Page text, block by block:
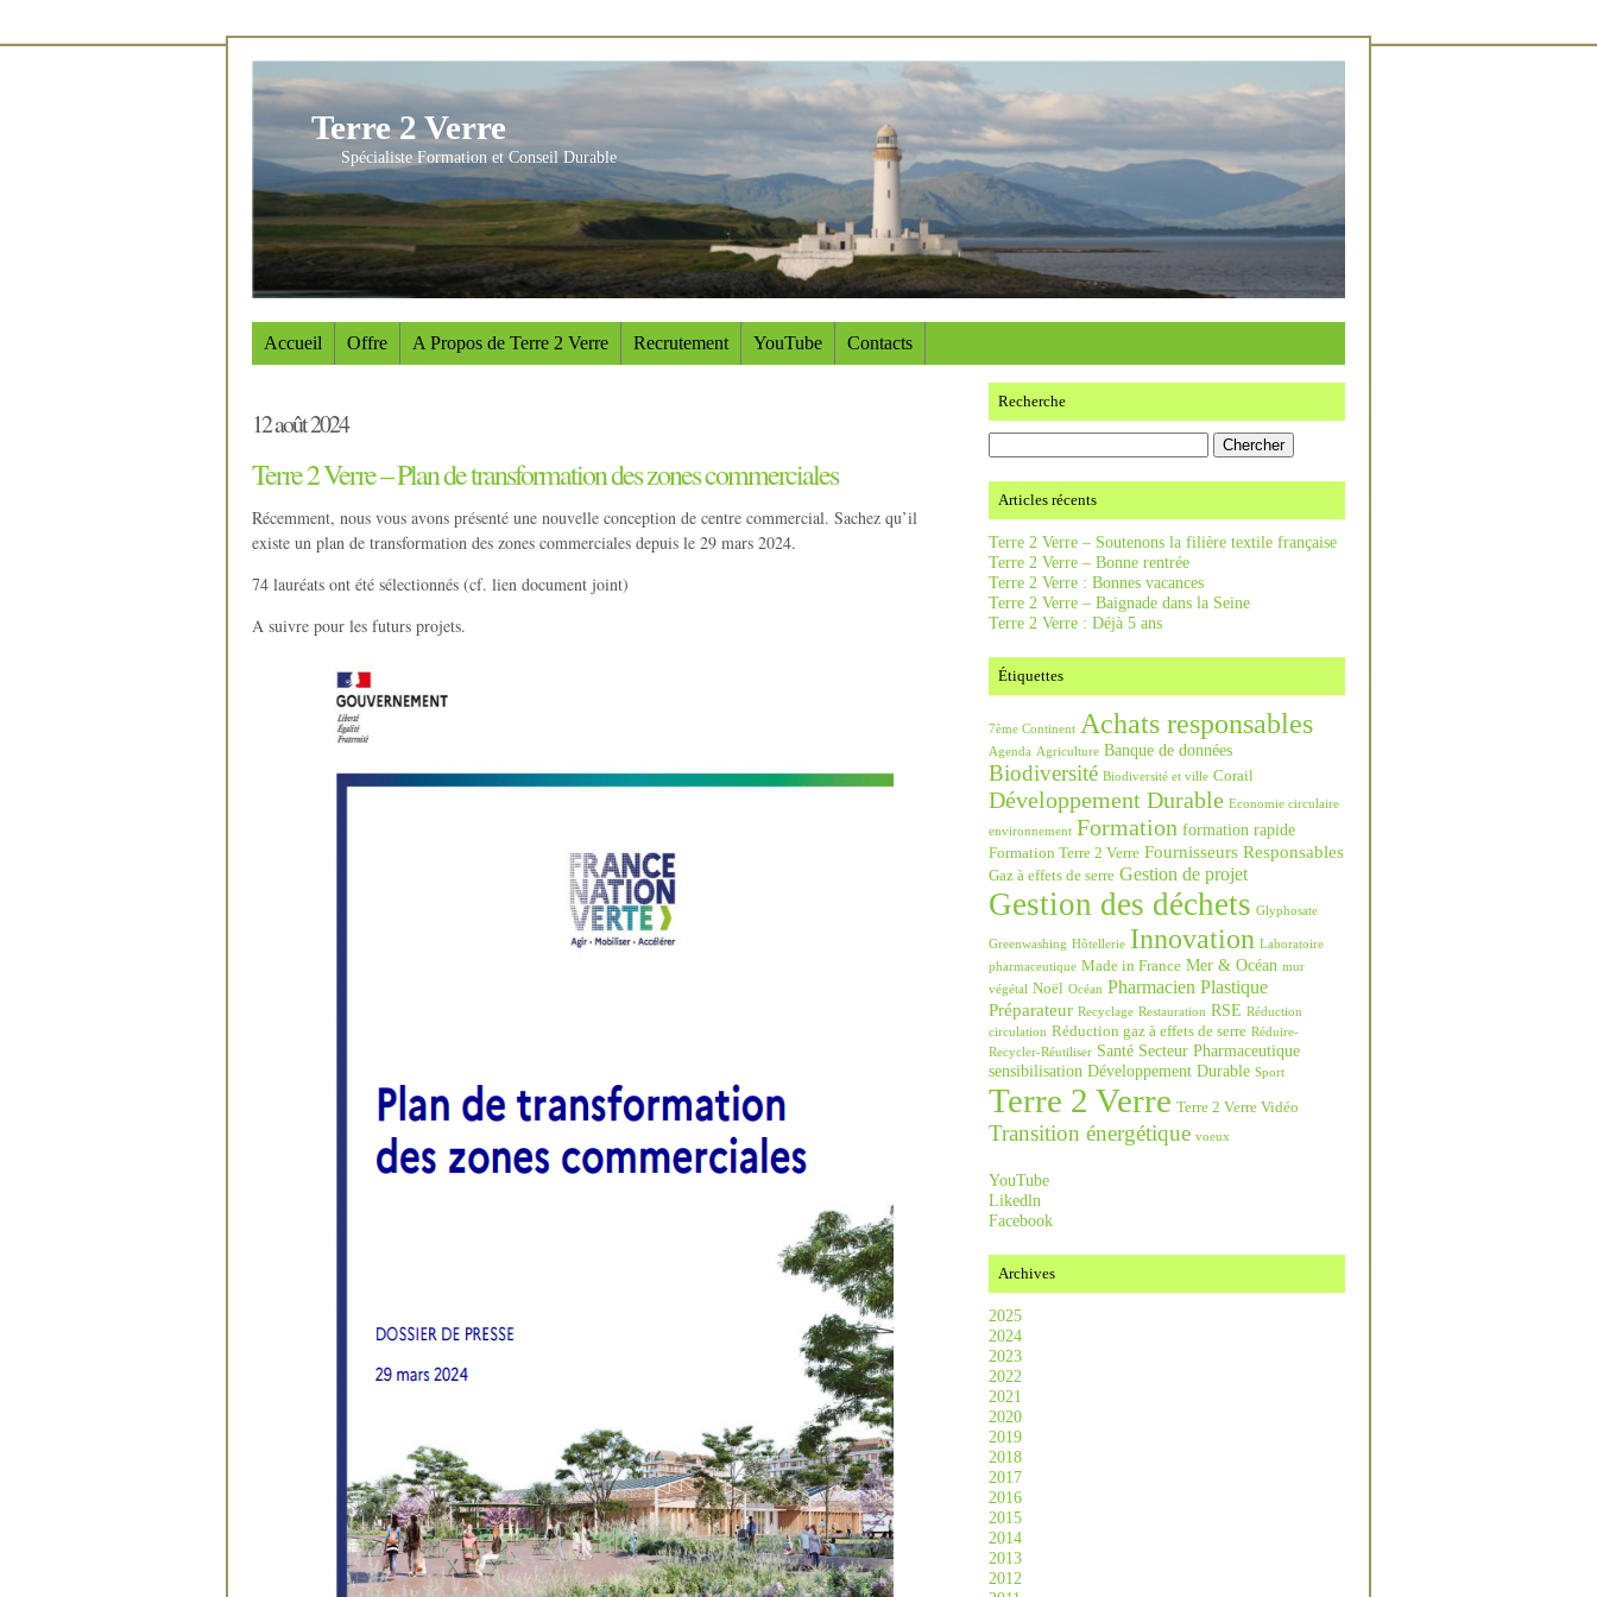
Terre 2 Verre
Spécialiste Formation et Conseil Durable
Accueil Offre A Propos de Terre 2 Verre Recrutement YouTube Contacts
12 août 2024
Terre 2 Verre – Plan de transformation des zones commerciales
Récemment, nous vous avons présenté une nouvelle conception de centre commercial. Sachez qu’il
existe un plan de transformation des zones commerciales depuis le 29 mars 2024.
74 lauréats ont été sélectionnés (cf. lien document joint)
A suivre pour les futurs projets.
Recherche
Articles récents
Terre 2 Verre – Soutenons la filière textile française
Terre 2 Verre – Bonne rentrée
Terre 2 Verre : Bonnes vacances
Terre 2 Verre – Baignade dans la Seine
Terre 2 Verre : Déjà 5 ans
Étiquettes
7ème Continent Achats responsables
Agenda Agriculture Banque de données
Biodiversité Biodiversité et ville Corail
Développement Durable Economie circulaire
environnement Formation formation rapide
Formation Terre 2 Verre Fournisseurs Responsables
Gaz à effets de serre Gestion de projet
Gestion des déchets Glyphosate
Greenwashing Hôtellerie Innovation Laboratoire
pharmaceutique Made in France Mer & Océan mur
végétal Noël Océan Pharmacien Plastique
Préparateur Recyclage Restauration RSE Réduction
circulation Réduction gaz à effets de serre Réduire-
Recycler-Réutiliser Santé Secteur Pharmaceutique
sensibilisation Développement Durable Sport
Terre 2 Verre Terre 2 Verre Vidéo
Transition énergétique voeux
YouTube
Likedln
Facebook
Archives
2025
2024
2023
2022
2021
2020
2019
2018
2017
2016
2015
2014
2013
2012